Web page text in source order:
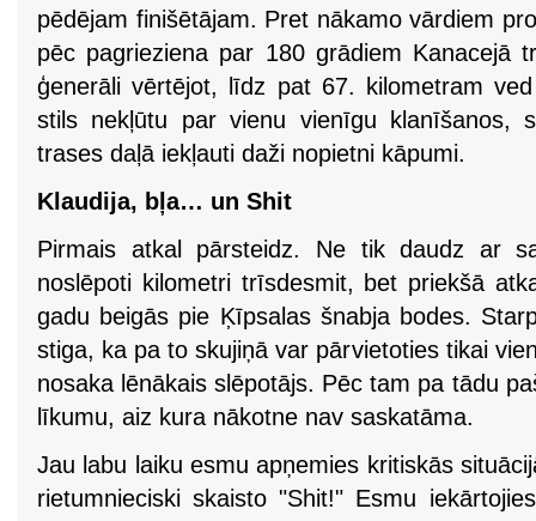
pēdējam finišētājam. Pret nākamo vārdiem
pēc pagrieziena par 180 grādiem Kanacejā
ģenerāli vērtējot, līdz pat 67. kilometram
stils nekļūtu par vienu vienīgu klanīšanos,
trases daļā iekļauti daži nopietni kāpumi.
Klaudija, bļa… un Shit
Pirmais atkal pārsteidz. Ne tik daudz ar
noslēpoti kilometri trīsdesmit, bet priekšā
gadu beigās pie Ķīpsalas šnabja bodes.
stiga, ka pa to skujiņā var pārvietoties tikai
nosaka lēnākais slēpotājs. Pēc tam pa tādu
līkumu, aiz kura nākotne nav saskatāma.
Jau labu laiku esmu apņemies kritiskās
rietumnieciski skaisto "Shit!" Esmu